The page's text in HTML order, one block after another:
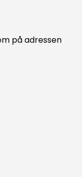
på adressen